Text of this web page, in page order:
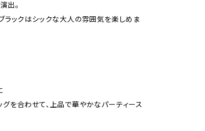
出。
ラックはシックな大人の雰囲気を楽しめま
グを合わせて、上品で華やかなパーティース